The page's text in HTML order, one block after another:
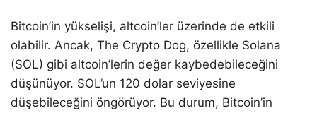
Bitcoin’in yükselişi, altcoin’ler üzerinde de etkili
olabilir. Ancak, The Crypto Dog, özellikle Solana
(SOL) gibi altcoin’lerin değer kaybedebileceğini
düşünüyor. SOL’un 120 dolar seviyesine
düşebileceğini öngörüyor. Bu durum, Bitcoin’in